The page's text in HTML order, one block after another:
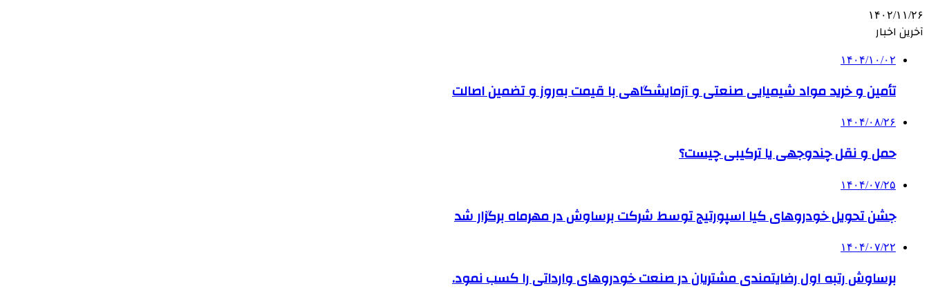
۱۴۰۲/۱۱/۲۶
آخرین اخبار
۱۴۰۴/۱۰/۰۲
تأمین و خرید مواد شیمیایی صنعتی و آزمایشگاهی با قیمت به‌روز و تضمین اصالت
۱۴۰۴/۰۸/۲۶
حمل و نقل چندوجهی یا ترکیبی چیست؟
۱۴۰۴/۰۷/۲۵
جشن تحویل خودروهای کیا اسپورتیج توسط شرکت برساوش در مهرماه برگزار شد
۱۴۰۴/۰۷/۲۲
برساوش رتبه اول رضایتمندی مشتریان در صنعت خودروهای وارداتی را کسب نمود.